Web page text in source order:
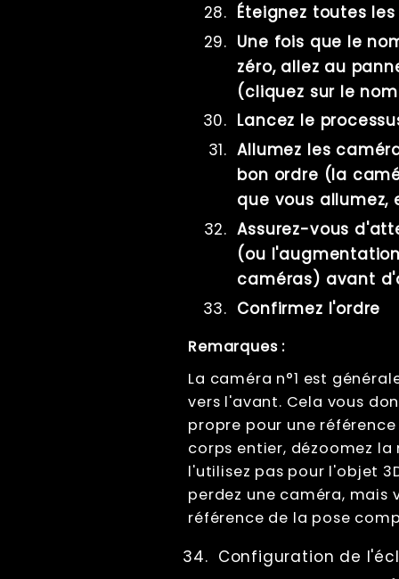
Éteignez toutes
Une fois que le
zéro, allez au
(cliquez sur le
Lancez le
Allumez les
bon ordre (la
que vous allumez,
Assurez-vous
(ou
caméras) avant
Confirmez l'ordre
Remarques :
La caméra n°1 est
vers l'avant. Cela vous
propre pour une
corps entier, dézoomez la
l'utilisez pas pour l'objet
perdez une caméra, mais
référence de la pose
Configuration de